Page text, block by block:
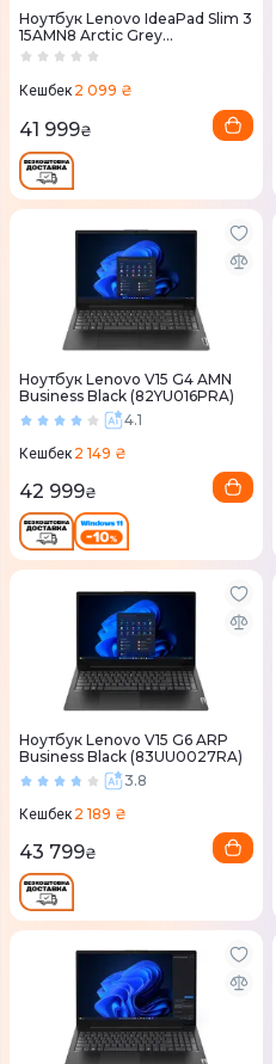
Ноутбук Lenovo IdeaPad Slim 3
15AMN8 Arctic Grey
(82XQ01KGRA)
Кешбек 2 099 ₴
41 999₴
Ноутбук Lenovo V15 G4 AMN
Business Black (82YU016PRA)
4.1
Кешбек 2 149 ₴
42 999₴
Ноутбук Lenovo V15 G6 ARP
Business Black (83UU0027RA)
3.8
Кешбек 2 189 ₴
43 799₴